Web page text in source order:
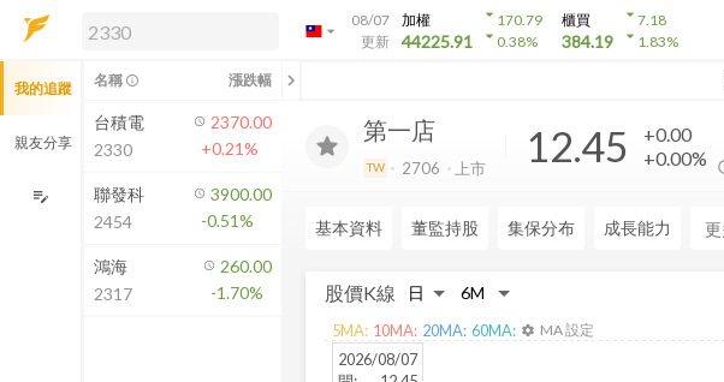
arrow_drop_down
08/07
更新
加權
44225.91
arrow_drop_down170.79
arrow_drop_down0.38%
櫃買
384.19
arrow_drop_down7.18
arrow_drop_down1.83%
解鎖即時行情及進階功能
方案」，即可解鎖以下功能：
即時行情
即時市況與排行
成交金額熱力圖
前往方案訂閱
如何綁定合作券商
第一店
TW 2706 上市 12.45
+0.00
+0.00%
基本資料 董監持股 集保分布 成長能力
股價K線
2026/08/07
5MA: 10MA: 20MA: 60MA: settings MA 設定
我的追蹤
親友分享
edit_note
名稱 info_outline 漲跌幅 chevron_left
台積電
2330
2370.00
+0.21%
聯發科
2454
3900.00
-0.51%
鴻海
2317
260.00
-1.70%